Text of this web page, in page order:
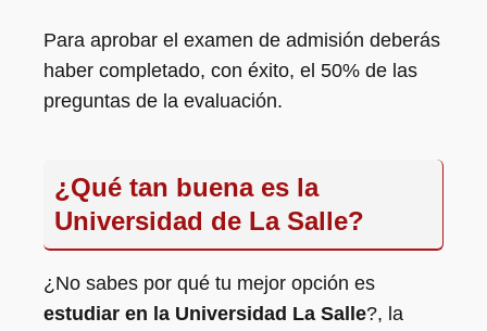
Para aprobar el examen de admisión deberás
haber completado, con éxito, el 50% de las
preguntas de la evaluación.
¿Qué tan buena es la
Universidad de La Salle?
¿No sabes por qué tu mejor opción es
estudiar en la Universidad La Salle?, la